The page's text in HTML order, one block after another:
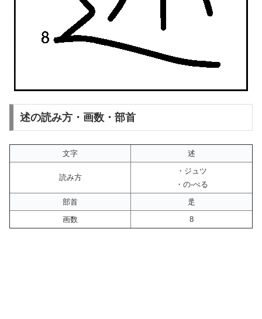
述の読み方・画数・部首
文字 述
読み方
・ジュツ
・の-べる
部首
辵
画数
8